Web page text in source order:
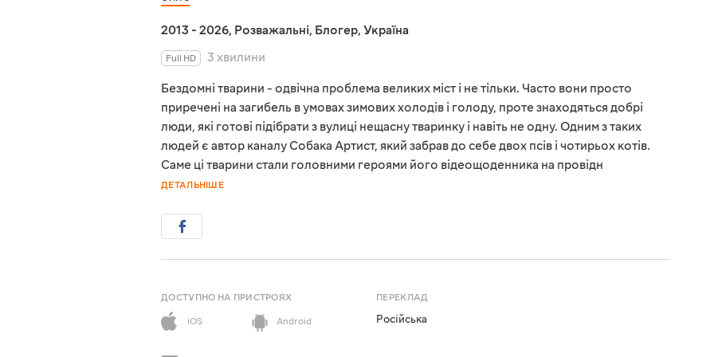
2013 - 2026, Розважальні, Блогер, Україна
Full HD
3 хвилини
Бездомні тварини - одвічна проблема великих міст і не тільки. Часто вони просто
приречені на загибель в умовах зимових холодів і голоду, проте знаходяться добрі
люди, які готові підібрати з вулиці нещасну тваринку і навіть не одну. Одним з таких
людей є автор каналу Собака Артист, який забрав до себе двох псів і чотирьох котів.
Саме ці тварини стали головними героями його відеощоденника на провідн
ДЕТАЛЬНІШЕ
ДОСТУПНО НА ПРИСТРОЯХ
iOS
Android
ПЕРЕКЛАД
Російська